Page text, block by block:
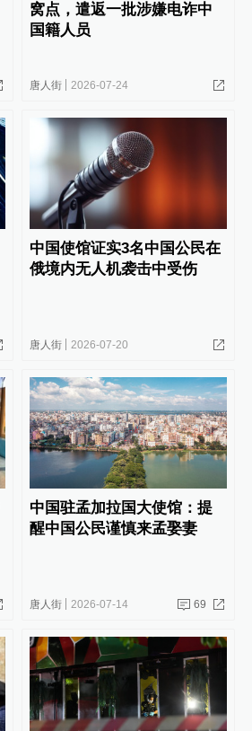
窝点，遣返一批涉嫌电诈中
国籍人员
唐人街 2026-07-24
中国使馆证实3名中国公民在
俄境内无人机袭击中受伤
唐人街 2026-07-20
中国驻孟加拉国大使馆：提
醒中国公民谨慎来孟娶妻
唐人街 2026-07-14 69